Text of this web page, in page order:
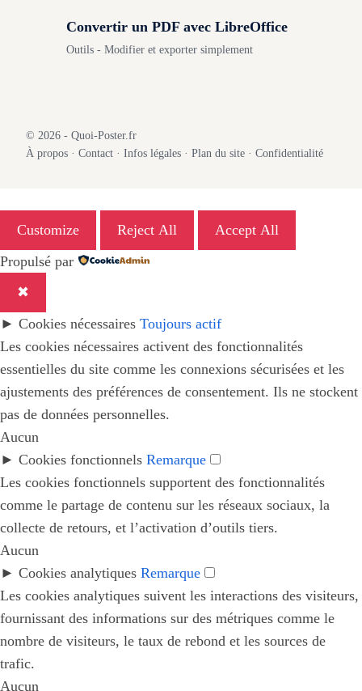
Convertir un PDF avec LibreOffice
Outils - Modifier et exporter simplement
© 2026 - Quoi-Poster.fr
À propos · Contact · Infos légales · Plan du site · Confidentialité
Customize Reject All
Accept All
Propulsé par
✖
► Cookies nécessaires Toujours actif
Les cookies nécessaires activent des fonctionnalités
essentielles du site comme les connexions sécurisées et les
ajustements des préférences de consentement. Ils ne stockent
pas de données personnelles.
Aucun
► Cookies fonctionnels Remarque
Les cookies fonctionnels supportent des fonctionnalités
comme le partage de contenu sur les réseaux sociaux, la
collecte de retours, et l’activation d’outils tiers.
Aucun
► Cookies analytiques Remarque
Les cookies analytiques suivent les interactions des visiteurs,
fournissant des informations sur des métriques comme le
nombre de visiteurs, le taux de rebond et les sources de
trafic.
Aucun